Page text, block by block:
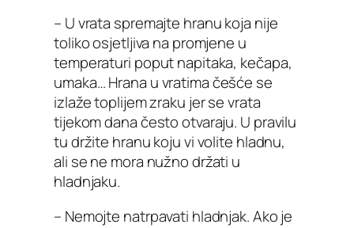
– U vrata spremajte hranu koja nije
toliko osjetljiva na promjene u
temperaturi poput napitaka, kečapa,
umaka… Hrana u vratima češće se
izlaže toplijem zraku jer se vrata
tijekom dana često otvaraju. U pravilu
tu držite hranu koju vi volite hladnu,
ali se ne mora nužno držati u
hladnjaku.
– Nemojte natrpavati hladnjak. Ako je